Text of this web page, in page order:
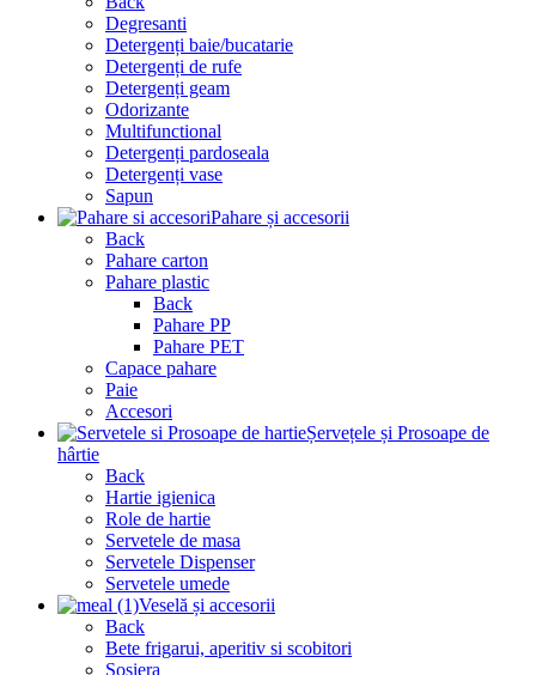
Degresanti
Detergenți baie/bucatarie
Detergenți de rufe
Detergenți geam
Odorizante
Multifunctional
Detergenți pardoseala
Detergenți vase
Sapun
Pahare și accesorii
Back
Pahare carton
Pahare plastic
Back
Pahare PP
Pahare PET
Capace pahare
Paie
Accesori
Șervețele și Prosoape de
hârtie
Back
Hartie igienica
Role de hartie
Servetele de masa
Servetele Dispenser
Servetele umede
Veselă și accesorii
Back
Bete frigarui, aperitiv si scobitori
Sosiera